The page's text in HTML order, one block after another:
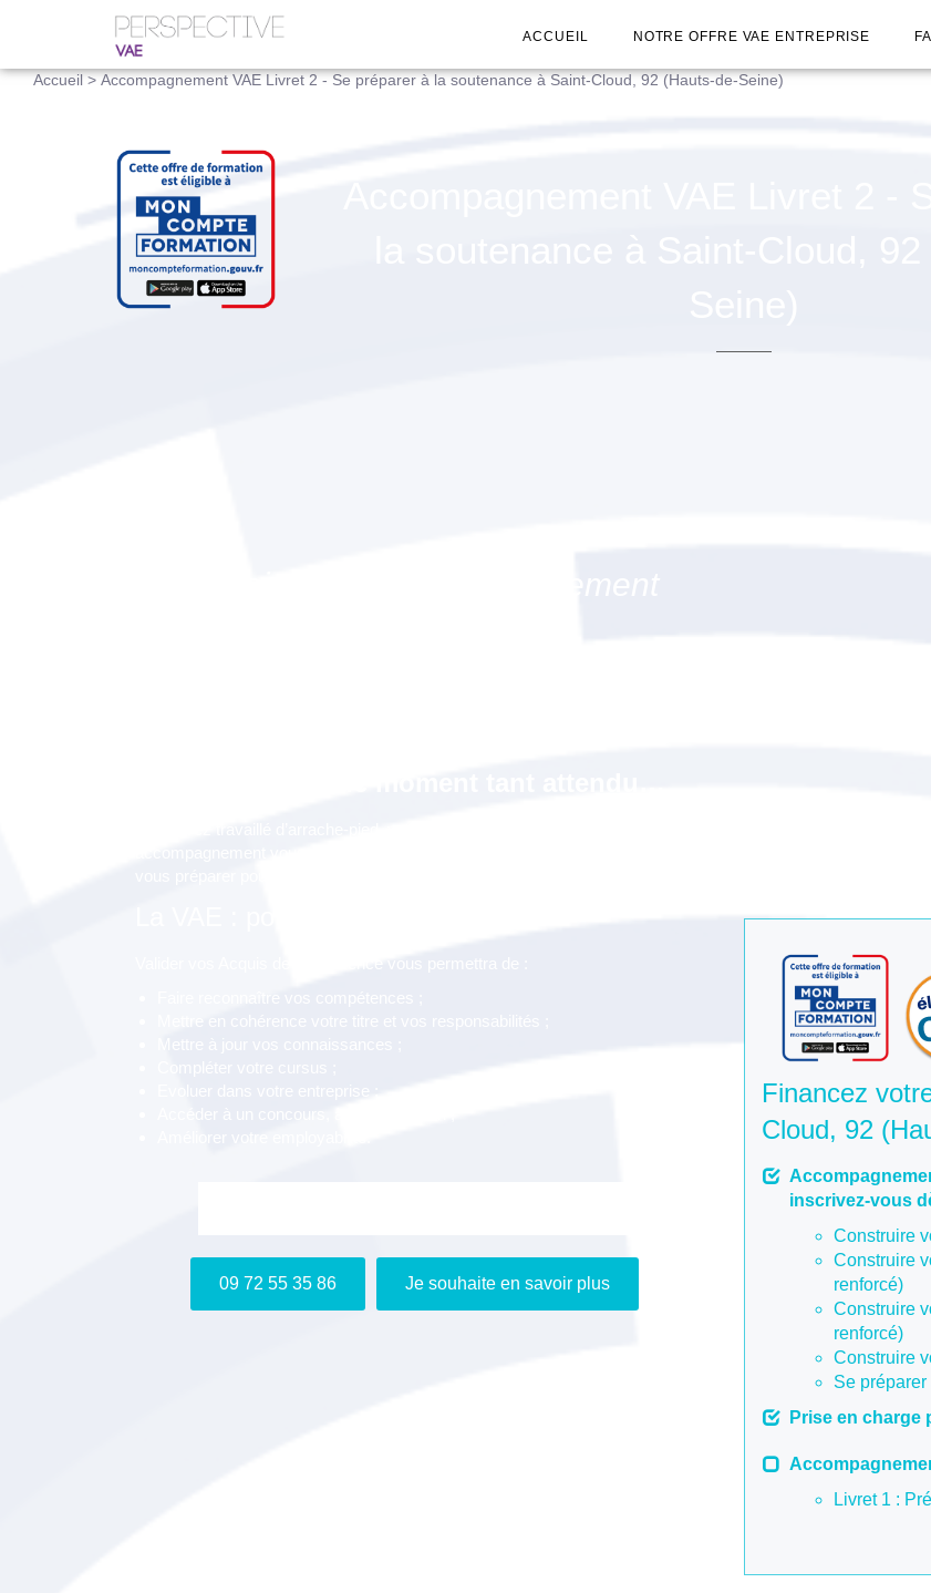
ACCUEIL NOTRE OFFRE VAE ENTREPRISE
Accueil>Accompagnement VAE Livret 2 - Se préparer à la soutenance à Saint-Cloud, 92 (Hauts-de-Seine)
09 72 55 35 86 Je souhaite en savoir plus
Financez
Cloud, 92
inscrivez-vous
Construire
Construire
renforcé)
Construire
renforcé)
Construire
Se
Prise en charge
Livret 1 :